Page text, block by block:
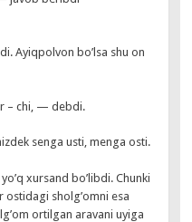
Ayiqpolvon bo’lsa shu on
– chi, — debdi.
senga usti, menga osti.
xursand bo’libdi. Chunki
sholg’omni esa
ortilgan aravani uyiga